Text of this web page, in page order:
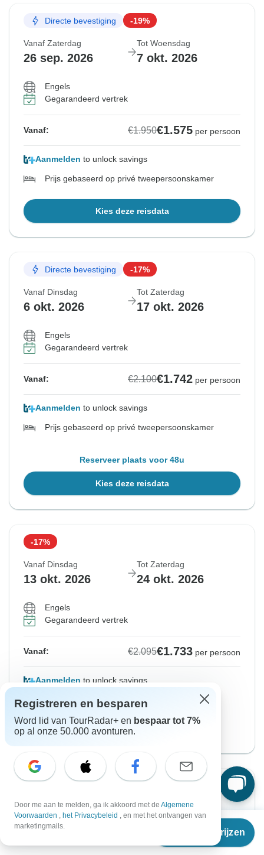
Vanaf €1.950
Reisdata & prijzen
Directe bevestiging -19%
Vanaf Zaterdag
26 sep. 2026
Tot Woensdag
7 okt. 2026
Engels
Gegarandeerd vertrek
Vanaf: €1.950€1.575 per persoon
Aanmelden to unlock savings
Prijs gebaseerd op privé tweepersoonskamer
Kies deze reisdata
Directe bevestiging -17%
Vanaf Dinsdag
6 okt. 2026
Tot Zaterdag
17 okt. 2026
Engels
Gegarandeerd vertrek
Vanaf: €2.100€1.742 per persoon
Aanmelden to unlock savings
Prijs gebaseerd op privé tweepersoonskamer
Reserveer plaats voor 48u
Kies deze reisdata
-17%
Vanaf Dinsdag
13 okt. 2026
Tot Zaterdag
24 okt. 2026
Engels
Gegarandeerd vertrek
Vanaf: €2.095€1.733 per persoon
Aanmelden to unlock savings
Prijs gebaseerd op privé tweepersoonskamer
Versie met Northbound
Bekijk deze rondreis
Vanaf Vrijdag
30 okt. 2026
Tot Dinsdag
10 nov. 2026
Registreren en besparen
Word lid van TourRadar+ en bespaar tot 7%
op al onze 50.000 avonturen.
Door me aan te melden, ga ik akkoord met de Algemene
Voorwaarden , het Privacybeleid , en met het ontvangen van
marketingmails.